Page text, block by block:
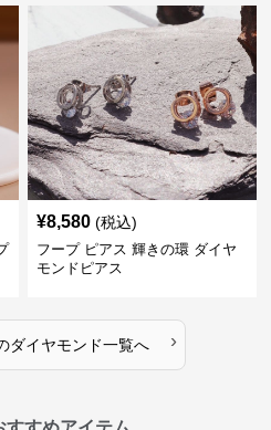
¥8,580 (税込)
フープ ピアス 輝きの環 ダイヤ
モンドピアス
ダイヤモンド一覧へ ›